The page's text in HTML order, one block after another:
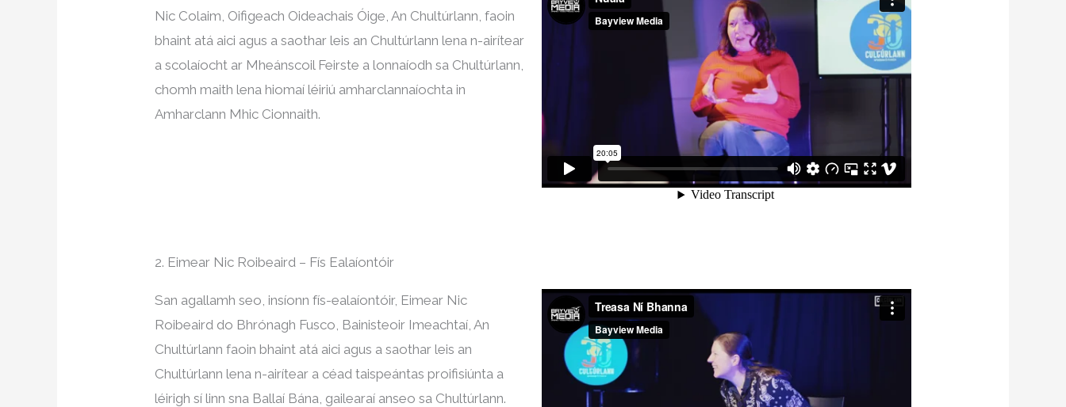
Nic Colaim, Oifigeach Oideachais Óige, An Chultúrlann, faoin
bhaint atá aici agus a saothar leis an Chultúrlann lena n-airítear
a scolaíocht ar Mheánscoil Feirste a lonnaíodh sa Chultúrlann,
chomh maith lena hiomaí léiriú amharclannaíochta in
Amharclann Mhic Cionnaith.
2. Eimear Nic Roibeaird – Fís Ealaíontóir
San agallamh seo, insíonn fís-ealaíontóir, Eimear Nic
Roibeaird do Bhrónagh Fusco, Bainisteoir Imeachtaí, An
Chultúrlann faoin bhaint atá aici agus a saothar leis an
Chultúrlann lena n-airítear a céad taispeántas proifisiúnta a
léirigh sí linn sna Ballaí Bána, gailearaí anseo sa Chultúrlann.